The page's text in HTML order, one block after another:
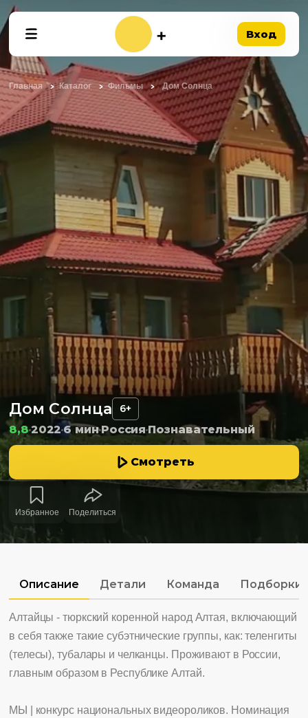
Вход
Главная Каталог Фильмы Дом Солнца
Дом Солнца 6+
8,820226 минРоссияПознавательный
Смотреть
Избранное Поделиться
Описание Детали Команда Подборки
Алтайцы - тюркский коренной народ Алтая, включающий
в себя также такие субэтнические группы, как: теленгиты
(телесы), тубалары и челканцы. Проживают в России,
главным образом в Республике Алтай.
МЫ | конкурс национальных видеороликов. Номинация